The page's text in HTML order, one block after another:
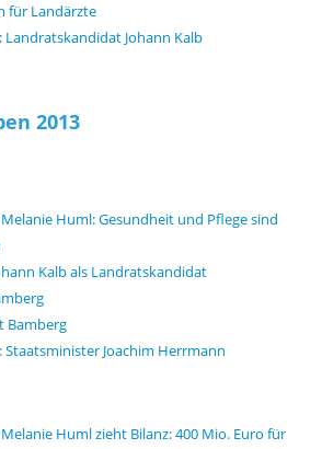
für Landärzte
Johann Kalb
2013
Huml: Gesundheit und Pflege sind
Kalb als Landratskandidat
Bamberg
Joachim Herrmann
Huml zieht Bilanz: 400 Mio. Euro für